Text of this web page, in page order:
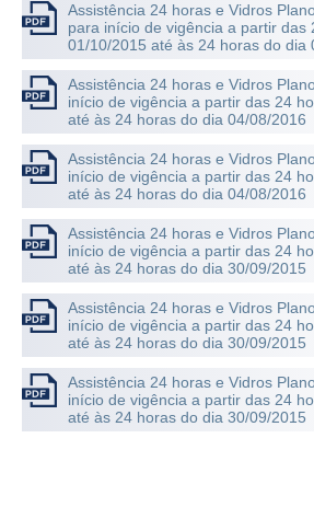
Assistência 24 horas e Vidros
para início de vigência a partir das
01/10/2015 até às 24 horas do dia
Assistência 24 horas e Vidros
início de vigência a partir das 24
até às 24 horas do dia 04/08/2016
Assistência 24 horas e Vidros
início de vigência a partir das 24
até às 24 horas do dia 04/08/2016
Assistência 24 horas e Vidros
início de vigência a partir das 24
até às 24 horas do dia 30/09/2015
Assistência 24 horas e Vidros
início de vigência a partir das 24
até às 24 horas do dia 30/09/2015
Assistência 24 horas e Vidros
início de vigência a partir das 24
até às 24 horas do dia 30/09/2015